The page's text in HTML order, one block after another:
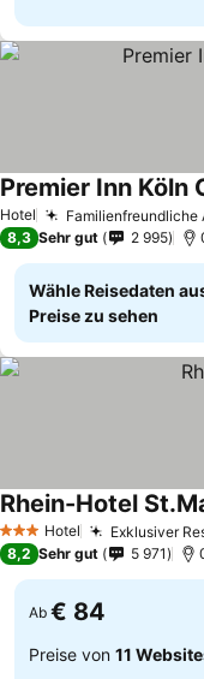
Hotel Familienfreundliche
Premier Inn Köln
8,3 Sehr gut 2 995
Wähle Reisedaten
Preise zu sehen
3 SterneHotel Exklusiver
Rhein-Hotel
8,2 Sehr gut 5 971
Ab € 84
Preise von 11